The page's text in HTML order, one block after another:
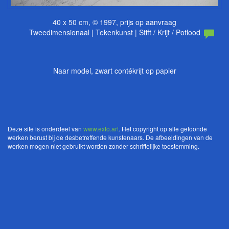
40 x 50 cm, © 1997, prijs op aanvraag
Tweedimensionaal | Tekenkunst | Stift / Krijt / Potlood
Naar model, zwart contékrijt op papier
Deze site is onderdeel van www.exto.art. Het copyright op alle getoonde
werken berust bij de desbetreffende kunstenaars. De afbeeldingen van de
werken mogen niet gebruikt worden zonder schriftelijke toestemming.